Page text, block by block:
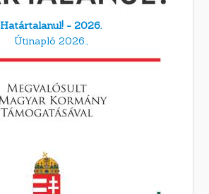
Határtalanul! - 2026.
Útinapló 2026.,